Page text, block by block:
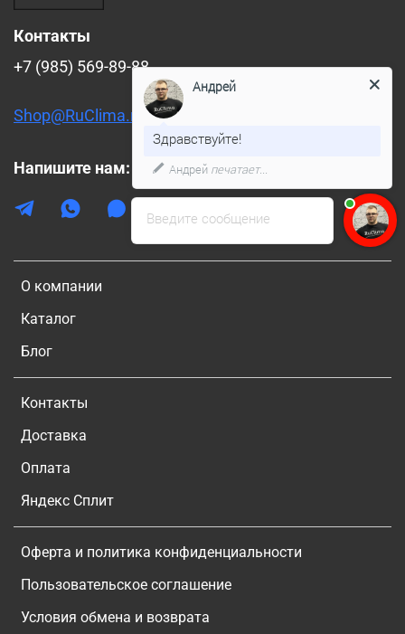
О компании
Каталог
Блог
Контакты
Доставка
Оплата
Яндекс Сплит
Оферта и политика конфиденциальности
Пользовательское соглашение
Условия обмена и возврата
Контакты
+7 (985) 569-89-88
Shop@RuClima.ru
Напишите нам:
Введите сообщение
Андрей
Здравствуйте!
Андрей печатает...